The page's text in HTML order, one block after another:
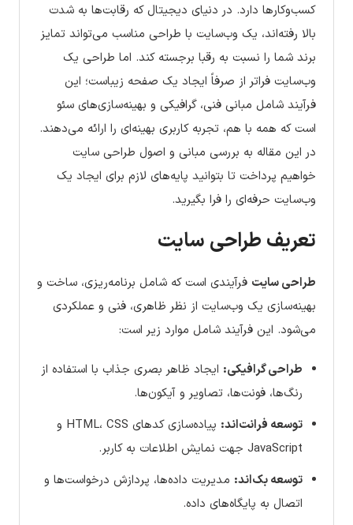
کسب‌وکارها دارد. در دنیای دیجیتال که رقابت‌ها به شدت
بالا رفته‌اند، یک وب‌سایت با طراحی مناسب می‌تواند تمایز
برند شما را نسبت به رقبا برجسته کند. اما طراحی یک
وب‌سایت فراتر از صرفاً ایجاد یک صفحه زیباست؛ این
فرآیند شامل مبانی فنی، گرافیکی و بهینه‌سازی‌های سئو
است که همه با هم، تجربه کاربری بهینه‌ای را ارائه می‌دهند.
در این مقاله به بررسی مبانی و اصول طراحی سایت
خواهیم پرداخت تا بتوانید پایه‌های لازم برای ایجاد یک
وب‌سایت حرفه‌ای را فرا بگیرید.
تعریف طراحی سایت
طراحی سایت فرآیندی است که شامل برنامه‌ریزی، ساخت و
بهینه‌سازی یک وب‌سایت از نظر ظاهری، فنی و عملکردی
می‌شود. این فرآیند شامل موارد زیر است:
طراحی گرافیکی: ایجاد ظاهر بصری جذاب با استفاده از
رنگ‌ها، فونت‌ها، تصاویر و آیکون‌ها.
توسعه فرانت‌اند:
پیاده‌سازی کدهای HTML، CSS و
JavaScript جهت نمایش اطلاعات به کاربر.
توسعه بک‌اند: مدیریت داده‌ها، پردازش درخواست‌ها و
اتصال به پایگاه‌های داده.